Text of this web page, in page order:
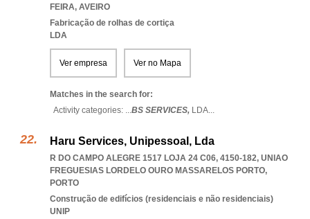
FEIRA, AVEIRO
Fabricação de rolhas de cortiça
LDA
Ver empresa Ver no Mapa
Matches in the search for:
Activity categories: ...BS SERVICES, LDA...
Haru Services, Unipessoal, Lda
R DO CAMPO ALEGRE 1517 LOJA 24 C06, 4150-182, UNIAO
FREGUESIAS LORDELO OURO MASSARELOS PORTO,
PORTO
Construção de edifícios (residenciais e não residenciais)
UNIP